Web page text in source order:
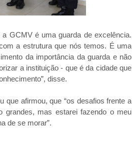
GCMV é uma guarda de excelência.
a estrutura que nós temos. É uma
da importância da guarda e não
a instituição - que é da cidade que
disse.
que afirmou, que “os desafios frente a
grandes, mas estarei fazendo o meu
de se morar”.